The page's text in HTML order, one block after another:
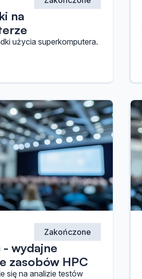
na
użycia superkomputera.
Zakończone
- wydajne
zasobów HPC
się na analizie testów